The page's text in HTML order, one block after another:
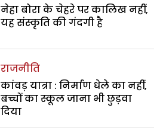
नेहा बोरा के चेहरे पर कालिख नहीं,
यह संस्कृति की गंदगी है
राजनीति
कांवड़ यात्रा : निर्माण धेले का नहीं,
बच्चों का स्कूल जाना भी छुड़वा
दिया